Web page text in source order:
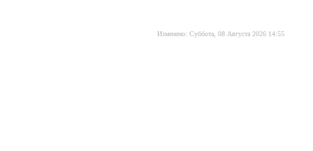
Изменено: Суббота, 08 Августа 2026 14:55